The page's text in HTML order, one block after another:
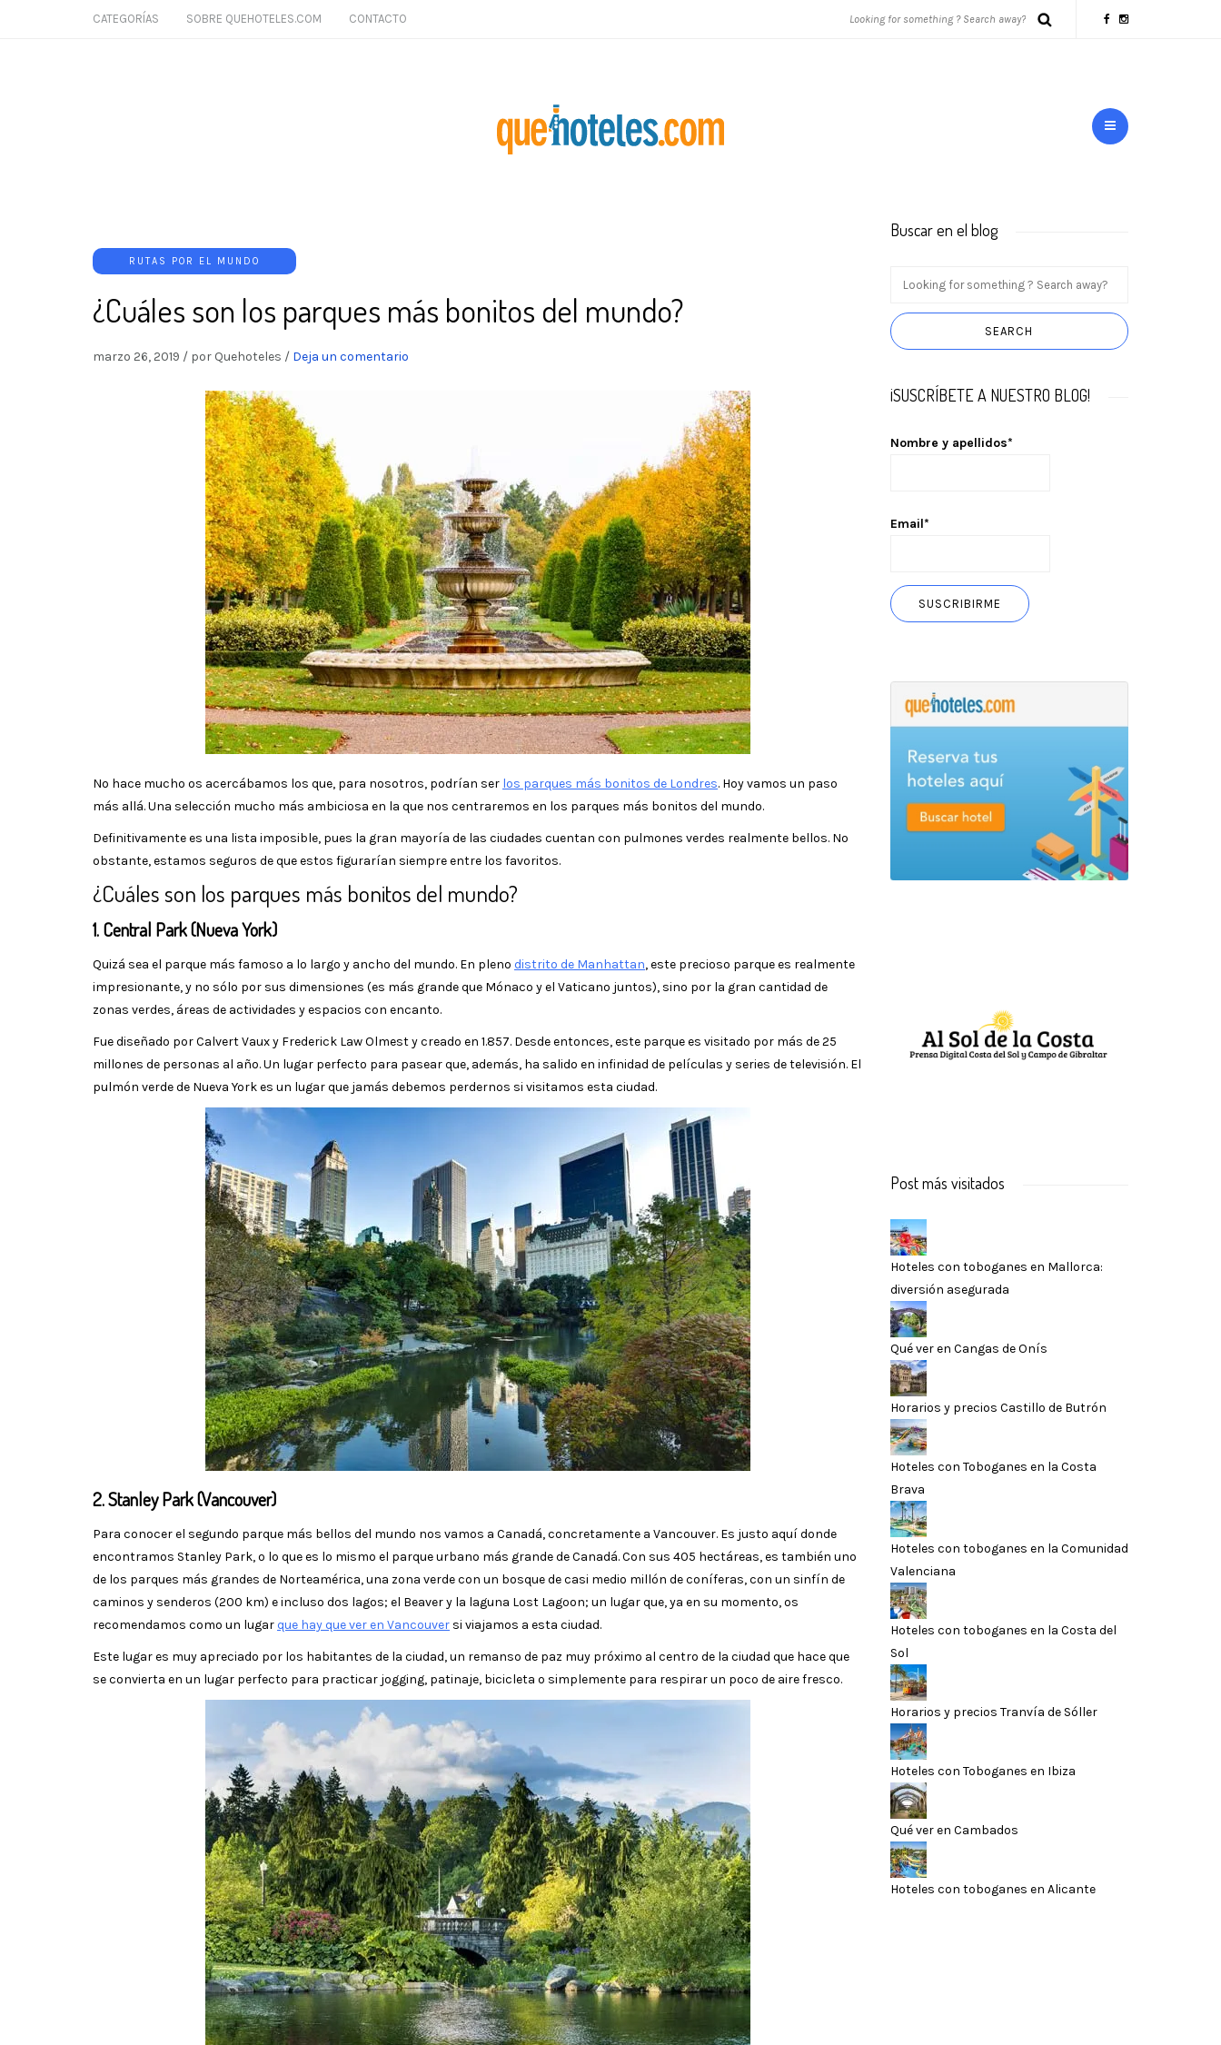
CATEGORÍAS SOBRE QUEHOTELES.COM CONTACTO
RUTAS POR EL MUNDO
¿Cuáles son los parques más bonitos del mundo?
marzo 26, 2019 / por Quehoteles / Deja un comentario
No hace mucho os acercábamos los que, para nosotros, podrían ser los parques más bonitos de Londres. Hoy vamos un paso
más allá. Una selección mucho más ambiciosa en la que nos centraremos en los parques más bonitos del mundo.
Definitivamente es una lista imposible, pues la gran mayoría de las ciudades cuentan con pulmones verdes realmente bellos. No
obstante, estamos seguros de que estos figurarían siempre entre los favoritos.
¿Cuáles son los parques más bonitos del mundo?
1. Central Park (Nueva York)
Quizá sea el parque más famoso a lo largo y ancho del mundo. En pleno distrito de Manhattan, este precioso parque es realmente
impresionante, y no sólo por sus dimensiones (es más grande que Mónaco y el Vaticano juntos), sino por la gran cantidad de
zonas verdes, áreas de actividades y espacios con encanto.
Fue diseñado por Calvert Vaux y Frederick Law Olmest y creado en 1.857. Desde entonces, este parque es visitado por más de 25
millones de personas al año. Un lugar perfecto para pasear que, además, ha salido en infinidad de películas y series de televisión. El
pulmón verde de Nueva York es un lugar que jamás debemos perdernos si visitamos esta ciudad.
2. Stanley Park (Vancouver)
Para conocer el segundo parque más bellos del mundo nos vamos a Canadá, concretamente a Vancouver. Es justo aquí donde
encontramos Stanley Park, o lo que es lo mismo el parque urbano más grande de Canadá. Con sus 405 hectáreas, es también uno
de los parques más grandes de Norteamérica, una zona verde con un bosque de casi medio millón de coníferas, con un sinfín de
caminos y senderos (200 km) e incluso dos lagos; el Beaver y la laguna Lost Lagoon; un lugar que, ya en su momento, os
recomendamos como un lugar que hay que ver en Vancouver si viajamos a esta ciudad.
Este lugar es muy apreciado por los habitantes de la ciudad, un remanso de paz muy próximo al centro de la ciudad que hace que
se convierta en un lugar perfecto para practicar jogging, patinaje, bicicleta o simplemente para respirar un poco de aire fresco.
Buscar en el blog
¡SUSCRÍBETE A NUESTRO BLOG!
Nombre y apellidos*
Email*
Post más visitados
Hoteles con toboganes en Mallorca:
diversión asegurada
Qué ver en Cangas de Onís
Horarios y precios Castillo de Butrón
Hoteles con Toboganes en la Costa
Brava
Hoteles con toboganes en la Comunidad
Valenciana
Hoteles con toboganes en la Costa del
Sol
Horarios y precios Tranvía de Sóller
Hoteles con Toboganes en Ibiza
Qué ver en Cambados
Hoteles con toboganes en Alicante